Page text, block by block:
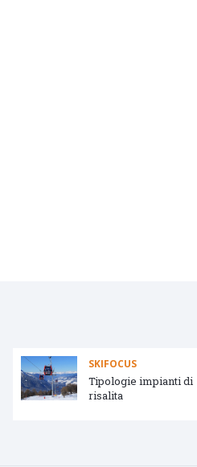
SKIFOCUS
Tipologie impianti di
risalita